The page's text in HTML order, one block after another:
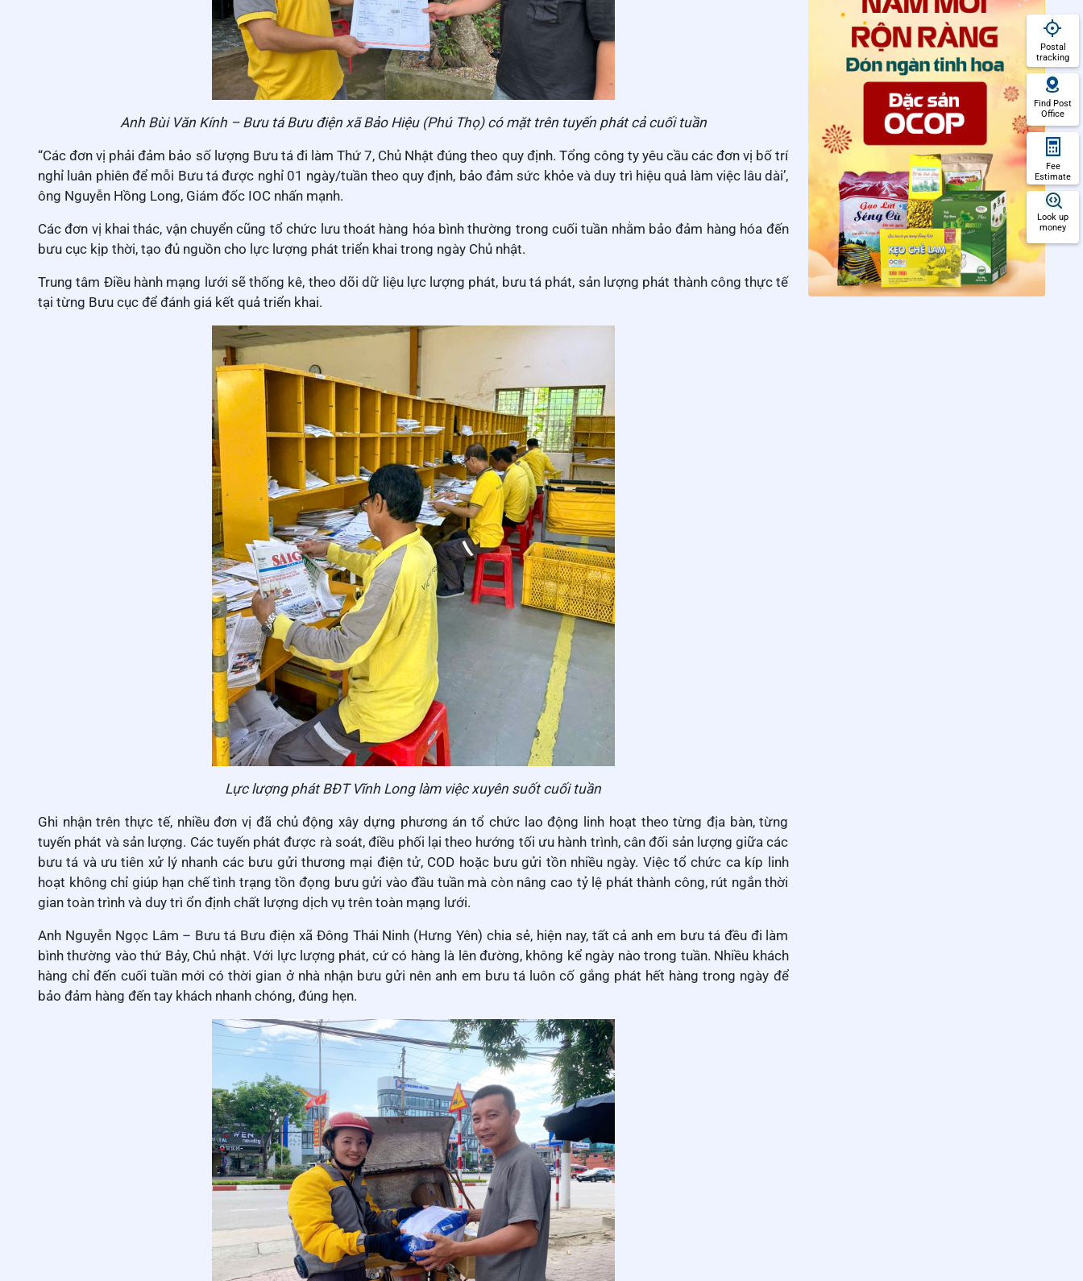
Anh Bùi Văn Kính – Bưu tá Bưu điện xã Bảo Hiệu (Phú Thọ) có mặt trên tuyến phát cả cuối tuần
“Các đơn vị phải đảm bảo số lượng Bưu tá đi làm Thứ 7, Chủ Nhật đúng theo quy định. Tổng công ty yêu cầu các đơn vị bố trí
nghỉ luân phiên để mỗi Bưu tá được nghỉ 01 ngày/tuần theo quy định, bảo đảm sức khỏe và duy trì hiệu quả làm việc lâu dài’,
ông Nguyễn Hồng Long, Giám đốc IOC nhấn mạnh.
Các đơn vị khai thác, vận chuyển cũng tổ chức lưu thoát hàng hóa bình thường trong cuối tuần nhằm bảo đảm hàng hóa đến
bưu cục kịp thời, tạo đủ nguồn cho lực lượng phát triển khai trong ngày Chủ nhật.
Trung tâm Điều hành mạng lưới sẽ thống kê, theo dõi dữ liệu lực lượng phát, bưu tá phát, sản lượng phát thành công thực tế
tại từng Bưu cục để đánh giá kết quả triển khai.
Lực lượng phát BĐT Vĩnh Long làm việc xuyên suốt cuối tuần
Ghi nhận trên thực tế, nhiều đơn vị đã chủ động xây dựng phương án tổ chức lao động linh hoạt theo từng địa bàn, từng
tuyến phát và sản lượng. Các tuyến phát được rà soát, điều phối lại theo hướng tối ưu hành trình, cân đối sản lượng giữa các
bưu tá và ưu tiên xử lý nhanh các bưu gửi thương mại điện tử, COD hoặc bưu gửi tồn nhiều ngày. Việc tổ chức ca kíp linh
hoạt không chỉ giúp hạn chế tình trạng tồn đọng bưu gửi vào đầu tuần mà còn nâng cao tỷ lệ phát thành công, rút ngắn thời
gian toàn trình và duy trì ổn định chất lượng dịch vụ trên toàn mạng lưới.
Anh Nguyễn Ngọc Lâm – Bưu tá Bưu điện xã Đông Thái Ninh (Hưng Yên) chia sẻ, hiện nay, tất cả anh em bưu tá đều đi làm
bình thường vào thứ Bảy, Chủ nhật. Với lực lượng phát, cứ có hàng là lên đường, không kể ngày nào trong tuần. Nhiều khách
hàng chỉ đến cuối tuần mới có thời gian ở nhà nhận bưu gửi nên anh em bưu tá luôn cố gắng phát hết hàng trong ngày để
bảo đảm hàng đến tay khách nhanh chóng, đúng hẹn.
Postal
tracking
Find Post
Office
Fee
Estimate
Look up
money